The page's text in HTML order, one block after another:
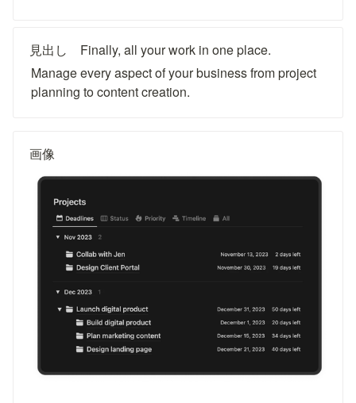
見出し　Finally, all your work in one place.
Manage every aspect of your business from project
planning to content creation.
画像